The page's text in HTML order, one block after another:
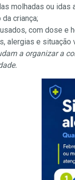
molhadas ou idas
criança;
com dose e
alergias e situação
a organizar a